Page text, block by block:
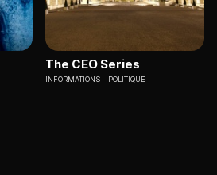
The CEO Series
INFORMATIONS POLITIQUE